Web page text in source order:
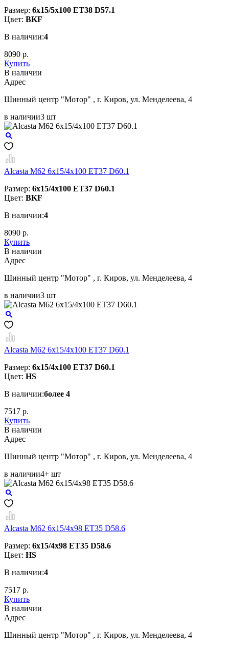
Размер: 6x15/5x100 ET38 D57.1
Цвет: BKF
В наличии:4
8090 р.
Купить
В наличии
Aдрес
Шинный центр "Мотор" , г. Киров, ул. Менделеева, 4
в наличии3 шт
Alcasta M62 6x15/4x100 ET37 D60.1
Размер: 6x15/4x100 ET37 D60.1
Цвет: BKF
В наличии:4
8090 р.
Купить
В наличии
Aдрес
Шинный центр "Мотор" , г. Киров, ул. Менделеева, 4
в наличии3 шт
Alcasta M62 6x15/4x100 ET37 D60.1
Размер: 6x15/4x100 ET37 D60.1
Цвет: HS
В наличии:более 4
7517 р.
Купить
В наличии
Aдрес
Шинный центр "Мотор" , г. Киров, ул. Менделеева, 4
в наличии4+ шт
Alcasta M62 6x15/4x98 ET35 D58.6
Размер: 6x15/4x98 ET35 D58.6
Цвет: HS
В наличии:4
7517 р.
Купить
В наличии
Aдрес
Шинный центр "Мотор" , г. Киров, ул. Менделеева, 4